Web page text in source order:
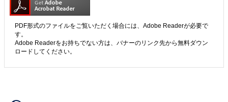
PDF形式のファイルをご覧いただく場合には、Adobe Readerが必要で
す。
Adobe Readerをお持ちでない方は、バナーのリンク先から無料ダウン
ロードしてください。